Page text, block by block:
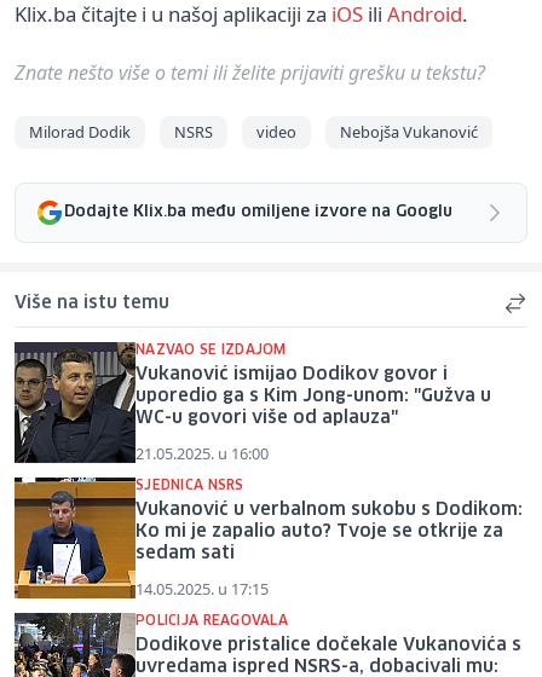
Klix.ba čitajte i u našoj aplikaciji za iOS ili Android.
Znate nešto više o temi ili želite prijaviti grešku u tekstu?
Milorad Dodik NSRS video Nebojša Vukanović
Dodajte Klix.ba među omiljene izvore na Googlu
Više na istu temu
NAZVAO SE IZDAJOM
Vukanović ismijao Dodikov govor i
uporedio ga s Kim Jong-unom: "Gužva u
WC-u govori više od aplauza"
21.05.2025. u 16:00
SJEDNICA NSRS
Vukanović u verbalnom sukobu s Dodikom:
Ko mi je zapalio auto? Tvoje se otkrije za
sedam sati
14.05.2025. u 17:15
POLICIJA REAGOVALA
Dodikove pristalice dočekale Vukanovića s
uvredama ispred NSRS-a, dobacivali mu: